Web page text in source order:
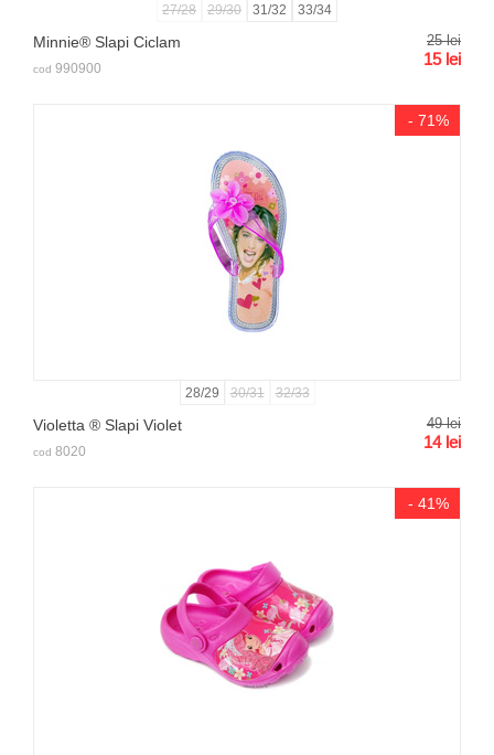
27/28 29/30 31/32 33/34
Minnie® Slapi Ciclam 25 lei
15 lei
cod 990900
- 71%
28/29 30/31 32/33
Violetta ® Slapi Violet 49 lei
14 lei
cod 8020
- 41%